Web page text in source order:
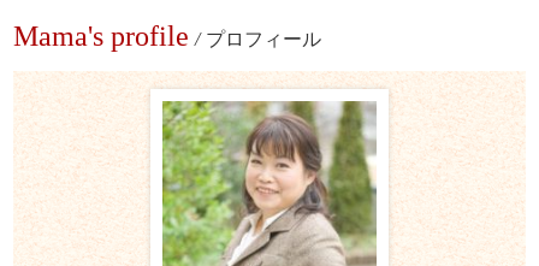
Mama's profile / プロフィール